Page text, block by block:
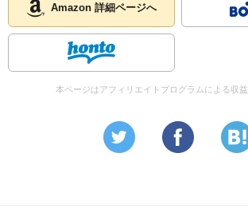
Amazon 詳細ページへ
本ページはアフィリエイトプログラムによる収